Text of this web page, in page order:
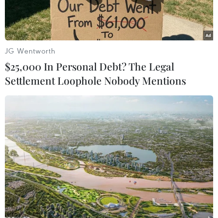
Các thí sinh ở Hà Nội bước vào kỳ thi lớp 10 năm học 2023-
2024. (Nguồn: Vietnam+)
Theo Trung tâm Dự báo Khí tượng Thủy văn
Quốc gia, hồi 1 giờ ngày 10/6, vùng áp thấp trên
khu vực phía Bắc của vịnh Bắc Bộ có vị trí ở
JG Wentworth
$25,000 In Personal Debt? The Legal
Settlement Loophole Nobody Mentions